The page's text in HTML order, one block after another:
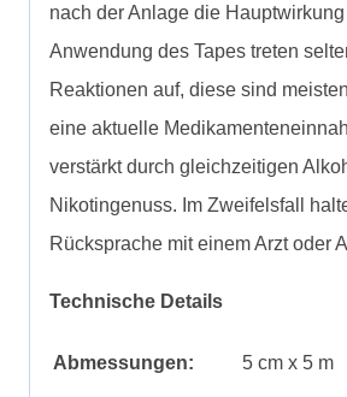
nach der Anlage die
Anwendung des Tapes treten
Reaktionen auf, diese sind
eine aktuelle
verstärkt durch gleichzeitigen
Nikotingenuss. Im Zweifelsfall
Rücksprache mit einem Arzt oder
Technische Details
Abmessungen: 5 cm x 5 m